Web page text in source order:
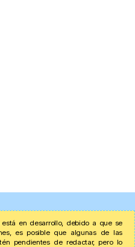
en desarrollo, debido a que se
es posible que algunas de las
pendientes de redactar, pero lo